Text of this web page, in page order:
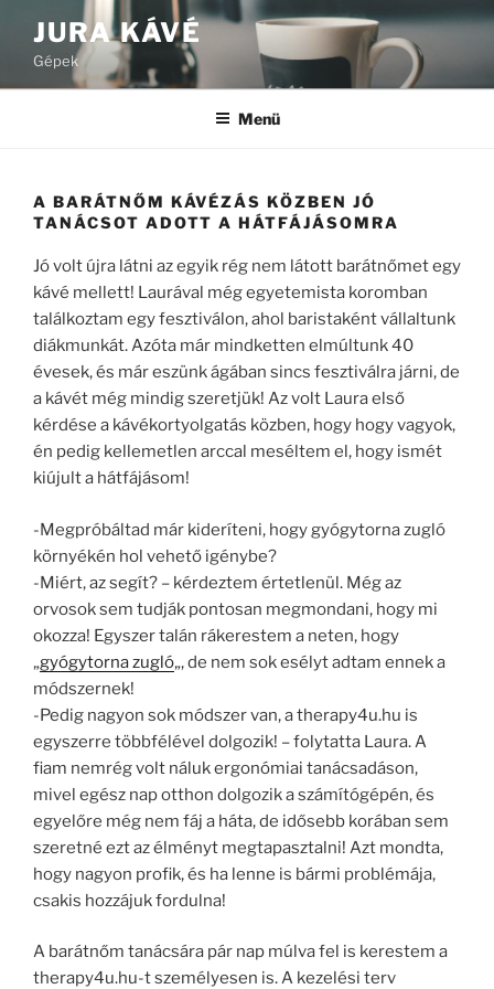
Tartalomhoz
JURA KÁVÉ
Gépek
Menü
A BARÁTNŐM KÁVÉZÁS KÖZBEN JÓ
TANÁCSOT ADOTT A HÁTFÁJÁSOMRA
Jó volt újra látni az egyik rég nem látott barátnőmet egy
kávé mellett! Laurával még egyetemista koromban
találkoztam egy fesztiválon, ahol baristaként vállaltunk
diákmunkát. Azóta már mindketten elmúltunk 40
évesek, és már eszünk ágában sincs fesztiválra járni, de
a kávét még mindig szeretjük! Az volt Laura első
kérdése a kávékortyolgatás közben, hogy hogy vagyok,
én pedig kellemetlen arccal meséltem el, hogy ismét
kiújult a hátfájásom!
-Megpróbáltad már kideríteni, hogy gyógytorna zugló
környékén hol vehető igénybe?
-Miért, az segít? – kérdeztem értetlenül. Még az
orvosok sem tudják pontosan megmondani, hogy mi
okozza! Egyszer talán rákerestem a neten, hogy
„gyógytorna zugló„, de nem sok esélyt adtam ennek a
módszernek!
-Pedig nagyon sok módszer van, a therapy4u.hu is
egyszerre többfélével dolgozik! – folytatta Laura. A
fiam nemrég volt náluk ergonómiai tanácsadáson,
mivel egész nap otthon dolgozik a számítógépén, és
egyelőre még nem fáj a háta, de idősebb korában sem
szeretné ezt az élményt megtapasztalni! Azt mondta,
hogy nagyon profik, és ha lenne is bármi problémája,
csakis hozzájuk fordulna!
A barátnőm tanácsára pár nap múlva fel is kerestem a
therapy4u.hu-t személyesen is. A kezelési terv